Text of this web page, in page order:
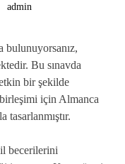
admin
Bu sınavda
bir şekilde
için Almanca
tasarlanmıştır.
becerilerini